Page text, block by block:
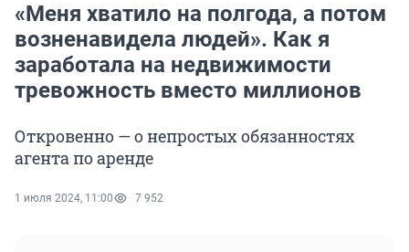
«Меня хватило на полгода, а потом
возненавидела людей». Как я
заработала на недвижимости
тревожность вместо миллионов
Откровенно — о непростых обязанностях
агента по аренде
1 июля 2024, 11:00 7 952